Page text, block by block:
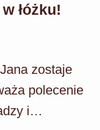
łóżku!
zostaje
polecenie
i…